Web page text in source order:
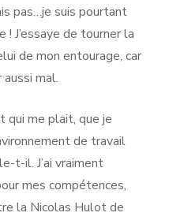
pas…je suis pourtant
! J’essaye de tourner la
de mon entourage, car
mal.
qui me plait, que je
de travail
t-il. J’ai vraiment
mes compétences,
la Nicolas Hulot de